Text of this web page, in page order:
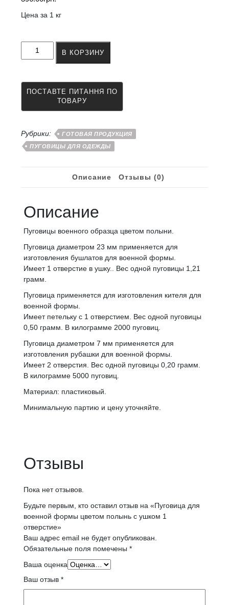
Цена за 1 кг
Количество
военной
цветом
с
ушком
В КОРЗИНУ
Рубрики:
ГОТОВАЯ ПРОДУКЦИЯ
ПУГОВИЦЫ ДЛЯ ОДЕЖДЫ
Описание Отзывы (0)
Описание
Пуговицы военного образца цветом полыни.
Пуговица диаметром 23 мм применяется для
изготовления бушлатов для военной формы.
Имеет 1 отверстие в ушку.. Вес одной пуговицы 1,21
грамм.
Пуговица применяется для изготовления кителя для
военной формы.
Имеет петельку с 1 отверстием. Вес одной пуговицы
0,50 грамм. В килограмме 2000 пуговиц.
Пуговица диаметром 7 мм применяется для
изготовления рубашки для военной формы.
Имеет 2 отверстия. Вес одной пуговицы 0,20 грамм.
В килограмме 5000 пуговиц.
Материал: пластиковый.
Минимальную партию и цену уточняйте.
Отзывы
Пока нет отзывов.
Будьте первым, кто оставил отзыв на «Пуговица для
военной формы цветом полынь с ушком 1
отверстие»
Ваш адрес email не будет опубликован.
Обязательные поля помечены *
Ваша оценка
Ваш отзыв *